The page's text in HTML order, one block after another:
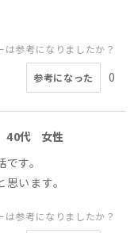
は参考になりましたか？
参考になった 0
40代
女性
す。
います。
は参考になりましたか？